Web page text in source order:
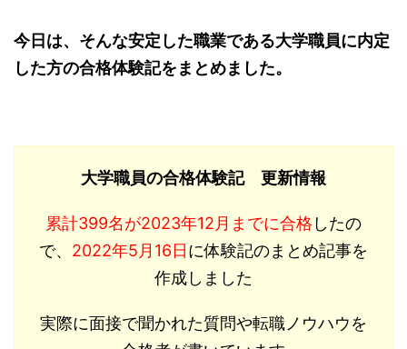
今日は、そんな安定した職業である大学職員に内定
した方の合格体験記をまとめました。
大学職員の合格体験記 更新情報
累計399名が2023年12月までに合格 したの
で、 2022年5月16日に体験記のまとめ記事を
作成しました
実際に面接で聞かれた質問や転職ノウハウを